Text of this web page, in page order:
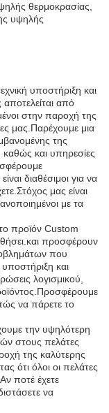
θερμοκρασίας,
υψηλής
υποστήριξη και
από
στην παροχή της
μας.Παρέχουμε μια
της
καθώς και υπηρεσίες
διαθέσιμοι για να
μας είναι
με τα
προϊόν Custom
προσφέρουν
που
και
λογισμικού,
να πάρετε το
την υψηλότερη
στους πελάτες
της καλύτερης
ότι όλοι οι πελάτες
ποτέ έχετε
να